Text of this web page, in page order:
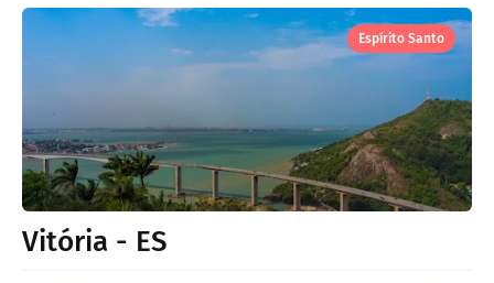
Espírito Santo
Vitória - ES